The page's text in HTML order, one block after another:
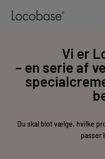
Vi er
– en serie af
Du skal blot vælge, hvilke
passer